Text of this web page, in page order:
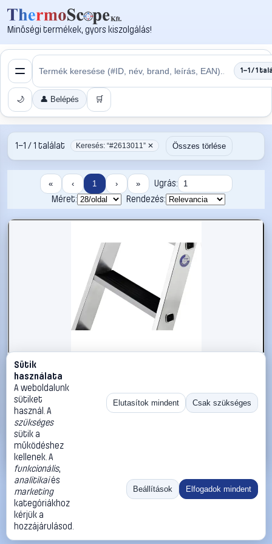
Minőségi termékek, gyors kiszolgálás!
1–1 / 1
🌙 👤 Belépés 🛒
1–1 / 1 találat Keresés: “#2613011” ✕ Összes törlése
« ‹ 1 › »
Ugrás:
Méret:
Rendezés:
#2613011
MUNK Günzburger Steigtechnik 52618 10 db
MUNK Günzburger Steigtechnik
Tartozékok lépcsőkhöz, fellépőkhöz, állványokhoz
43 990 Ft
Kosárba
«
Ugrás:
Méret:
Rendezés:
©2026
ThermoScope
ÁSZF
Cégbemutató
Sütik
használata
A weboldalunk
sütiket
használ. A
szükséges
sütik a
működéshez
kellenek. A
funkcionális,
analitikaiés
marketing
kategóriákhoz
kérjük a
hozzájárulásod.
Elutasítok mindent Csak szükséges
Beállítások Elfogadok mindent